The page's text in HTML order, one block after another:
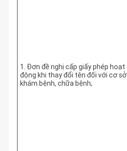
1. Đơn đề nghị cấp giấy phép hoạt
động khi thay đổi tên đối với cơ sở
khám bệnh, chữa bệnh;